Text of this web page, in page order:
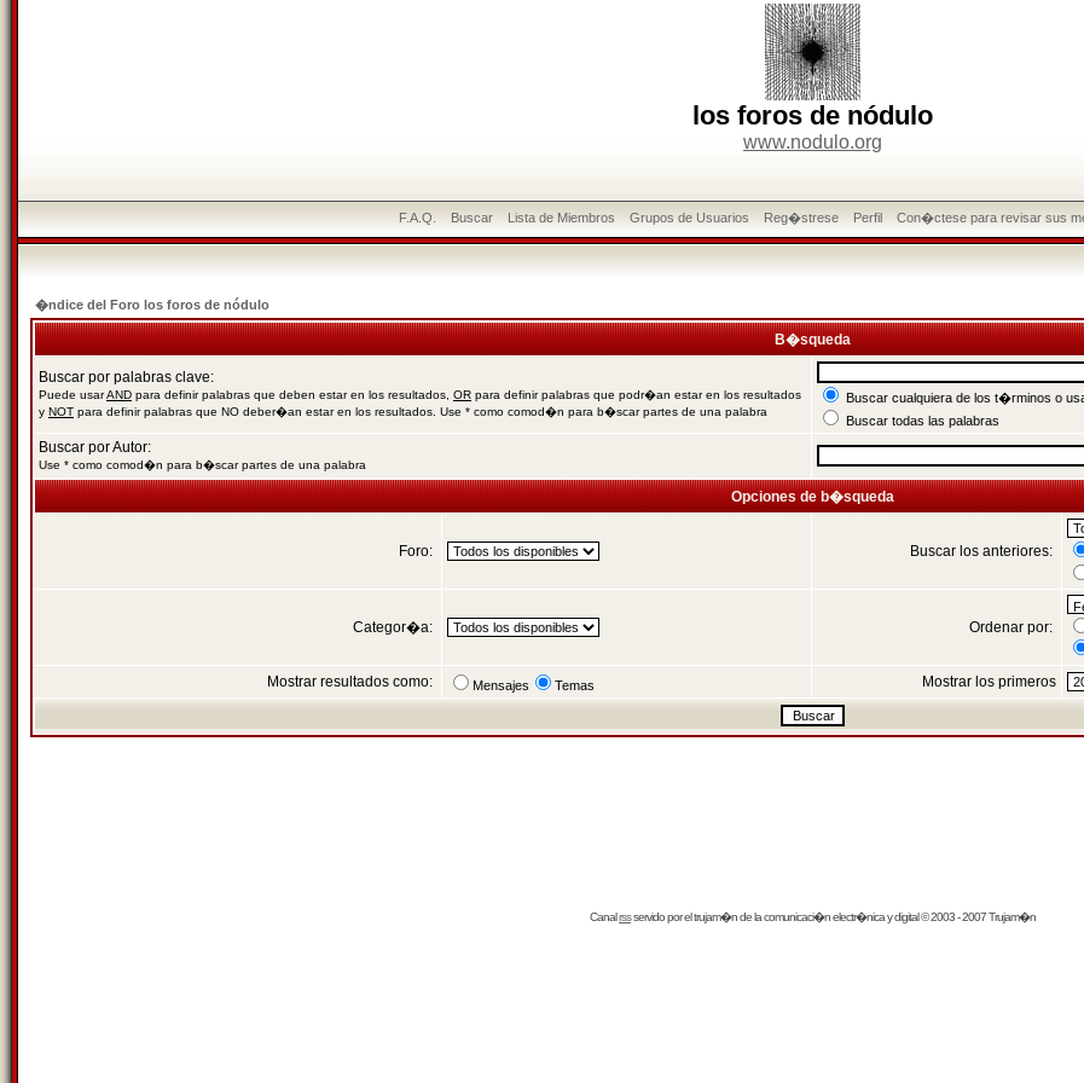
los foros de nódulo
www.nodulo.org
F.A.Q. Buscar Lista de Miembros Grupos de Usuarios Reg�strese Perfil Con�ctese para revisar sus
�ndice del Foro los foros de nódulo
B�squeda
Buscar por palabras clave:
Puede usarAND para definir palabras que deben estar en los resultados, OR para definir palabras que podr�an estar en los resultados
y NOT para definir palabras que NO deber�an estar en los resultados. Use * como comod�n para b�scar partes de una palabra
Buscar cualquiera de los t�rminos o
Buscar todas las palabras
Buscar por Autor:
Use * como comod�n para b�scar partes de una palabra
Opciones de b�squeda
Foro: Buscar los anteriores:
Categor�a: Ordenar por:
Mostrar resultados como: Mensajes Temas Mostrar los primeros
Canalrssservido por eltrujam�nde la comunicaci�n electr�nica y digital © 2003 - 2007 Trujam�n